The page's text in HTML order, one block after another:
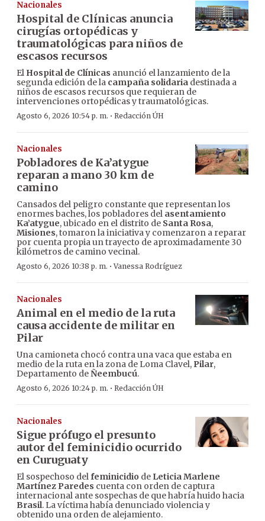
Nacionales
Hospital de Clínicas anuncia
cirugías ortopédicas y
traumatológicas para niños de
escasos recursos
El Hospital de Clínicas anunció el lanzamiento de la
segunda edición de la campaña solidaria destinada a
niños de escasos recursos que requieran de
intervenciones ortopédicas y traumatológicas.
Agosto 6, 2026 10:54 p. m. · Redacción ÚH
Nacionales
Pobladores de Ka’atygue
reparan a mano 30 km de
camino
Cansados del peligro constante que representan los
enormes baches, los pobladores del asentamiento
Ka’atygue, ubicado en el distrito de Santa Rosa,
Misiones, tomaron la iniciativa y comenzaron a reparar
por cuenta propia un trayecto de aproximadamente 30
kilómetros de camino vecinal.
Agosto 6, 2026 10:38 p. m. ·Vanessa Rodríguez
Nacionales
Animal en el medio de la ruta
causa accidente de militar en
Pilar
Una camioneta chocó contra una vaca que estaba en
medio de la ruta en la zona de Loma Clavel, Pilar,
Departamento deÑeembucú.
Agosto 6, 2026 10:24 p. m. · Redacción ÚH
Nacionales
Sigue prófugo el presunto
autor del feminicidio ocurrido
en Curuguaty
El sospechoso delfeminicidio de Leticia Marlene
Martínez Paredes cuenta con orden de captura
internacional ante sospechas de que habría huido hacia
Brasil. La víctima había denunciado violencia y
obtenido una orden de alejamiento.